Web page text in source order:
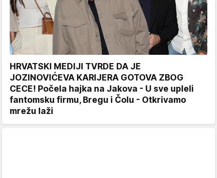
HRVATSKI MEDIJI TVRDE DA JE
JOZINOVIĆEVA KARIJERA GOTOVA ZBOG
CECE! Počela hajka na Jakova - U sve upleli
fantomsku firmu, Bregu i Čolu - Otkrivamo
mrežu laži